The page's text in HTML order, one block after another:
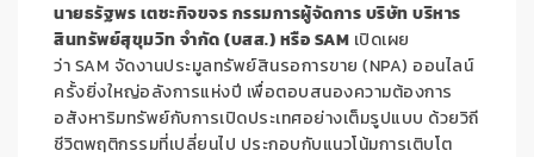
นายธรัฐพร เตชะกิจขจร กรรมการผู้จัดการ บริษัท บริหาร
สินทรัพย์สุขุมวิท จำกัด (บสส.) หรือSAM เปิดเผย
ว่าSAM จัดงานประมูลทรัพย์สินรอการขาย (NPA) ออนไลน์
ครั้งยิ่งใหญ่อลังการแห่งปี เพื่อตอบสนองความต้องการ
อสังหาริมทรัพย์กับการเปิดประเทศอย่างเต็มรูปแบบ ด้วยวิถี
ชีวิตพฤติกรรมที่เปลี่ยนไป ประกอบกับแนวโน้มการเติบโต